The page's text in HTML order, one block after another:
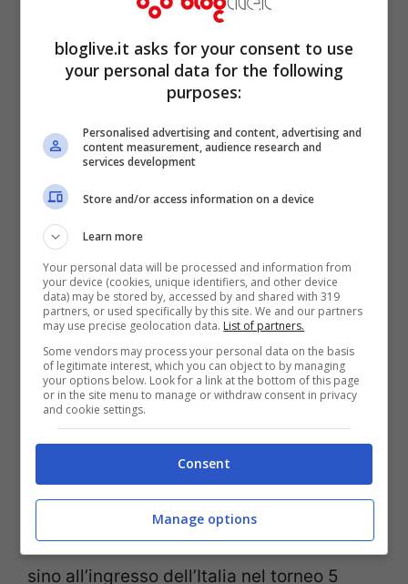
Gilbert Doucet e gli storici
titoli nella Capitale
Il nome diDoucetrimarrà impresso per
sempre nella storia del rugby romano.
NellaCapitaleinfatti vinse nel giro di due
stagioni, tra il 1999 e il 2000, prima la
Coppa Italia poi il titolo nazionale,
battendo L’Aquila in uno stadio Flaminio
che ospita 15 mila spettatori (vero record
per l’epoca). Fu il primo titolo per Roma
dopo 51 anni di attesa. Gilbert
allenò nel nostro Paese proprio quando il
movimento rugbisti nazionale stava
prendendo piede, crescendo sempre di più
sino all’ingresso dell’Italia nel torneo 5
bloglive.it asks for your consent to use
your personal data for the following
purposes:
Personalised advertising and content, advertising and
content measurement, audience research and
services development
Store and/or access information on a device
Learn more
Your personal data will be processed and information from
your device (cookies, unique identifiers, and other device
data) may be stored by, accessed by and shared with 319
partners, or used specifically by this site. We and our partners
may use precise geolocation data. List of partners.
Some vendors may process your personal data on the basis
of legitimate interest, which you can object to by managing
your options below. Look for a link at the bottom of this page
or in the site menu to manage or withdraw consent in privacy
and cookie settings.
Consent
Manage options